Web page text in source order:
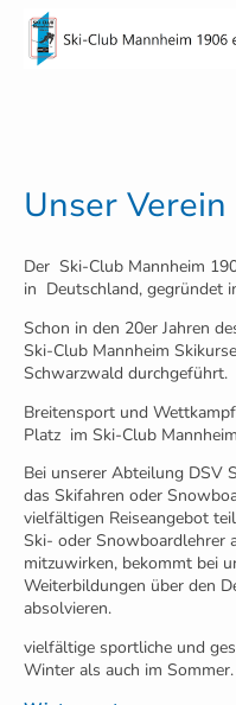
Unser Verein
Der Ski-Club Mannheim
in Deutschland, gegründet
Schon in den 20er Jahren
Ski-Club Mannheim
Schwarzwald durchgeführt.
Breitensport und
Platz im Ski-Club
Bei unserer Abteilung DSV
das Skifahren oder
vielfältigen Reiseangebot
Ski- oder Snowboardlehrer
mitzuwirken, bekommt bei
Weiterbildungen über den
absolvieren.
vielfältige sportliche und
Winter als auch im Sommer.